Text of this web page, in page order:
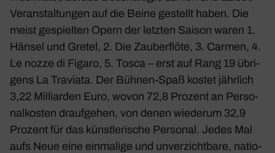
Veran­stal­tungen auf die Beine gestellt haben. Die
meist gespielten Opern der letzten Saison waren 1.
Hänsel und Gretel, 2. Die Zauber­flöte, 3. Carmen, 4.
Le nozze di Figaro, 5. Tosca – erst auf Rang 19 übri­
gens La Traviata. Der Bühnen-Spaß kostet jähr­lich
3,22 Milli­arden Euro, wovon 72,8 Prozent an Perso­
nal­kosten drauf­gehen, von denen wiederum 32,9
Prozent für das künst­le­ri­sche Personal. Jedes Mal
aufs Neue eine einma­lige und unver­zicht­bare, natio­